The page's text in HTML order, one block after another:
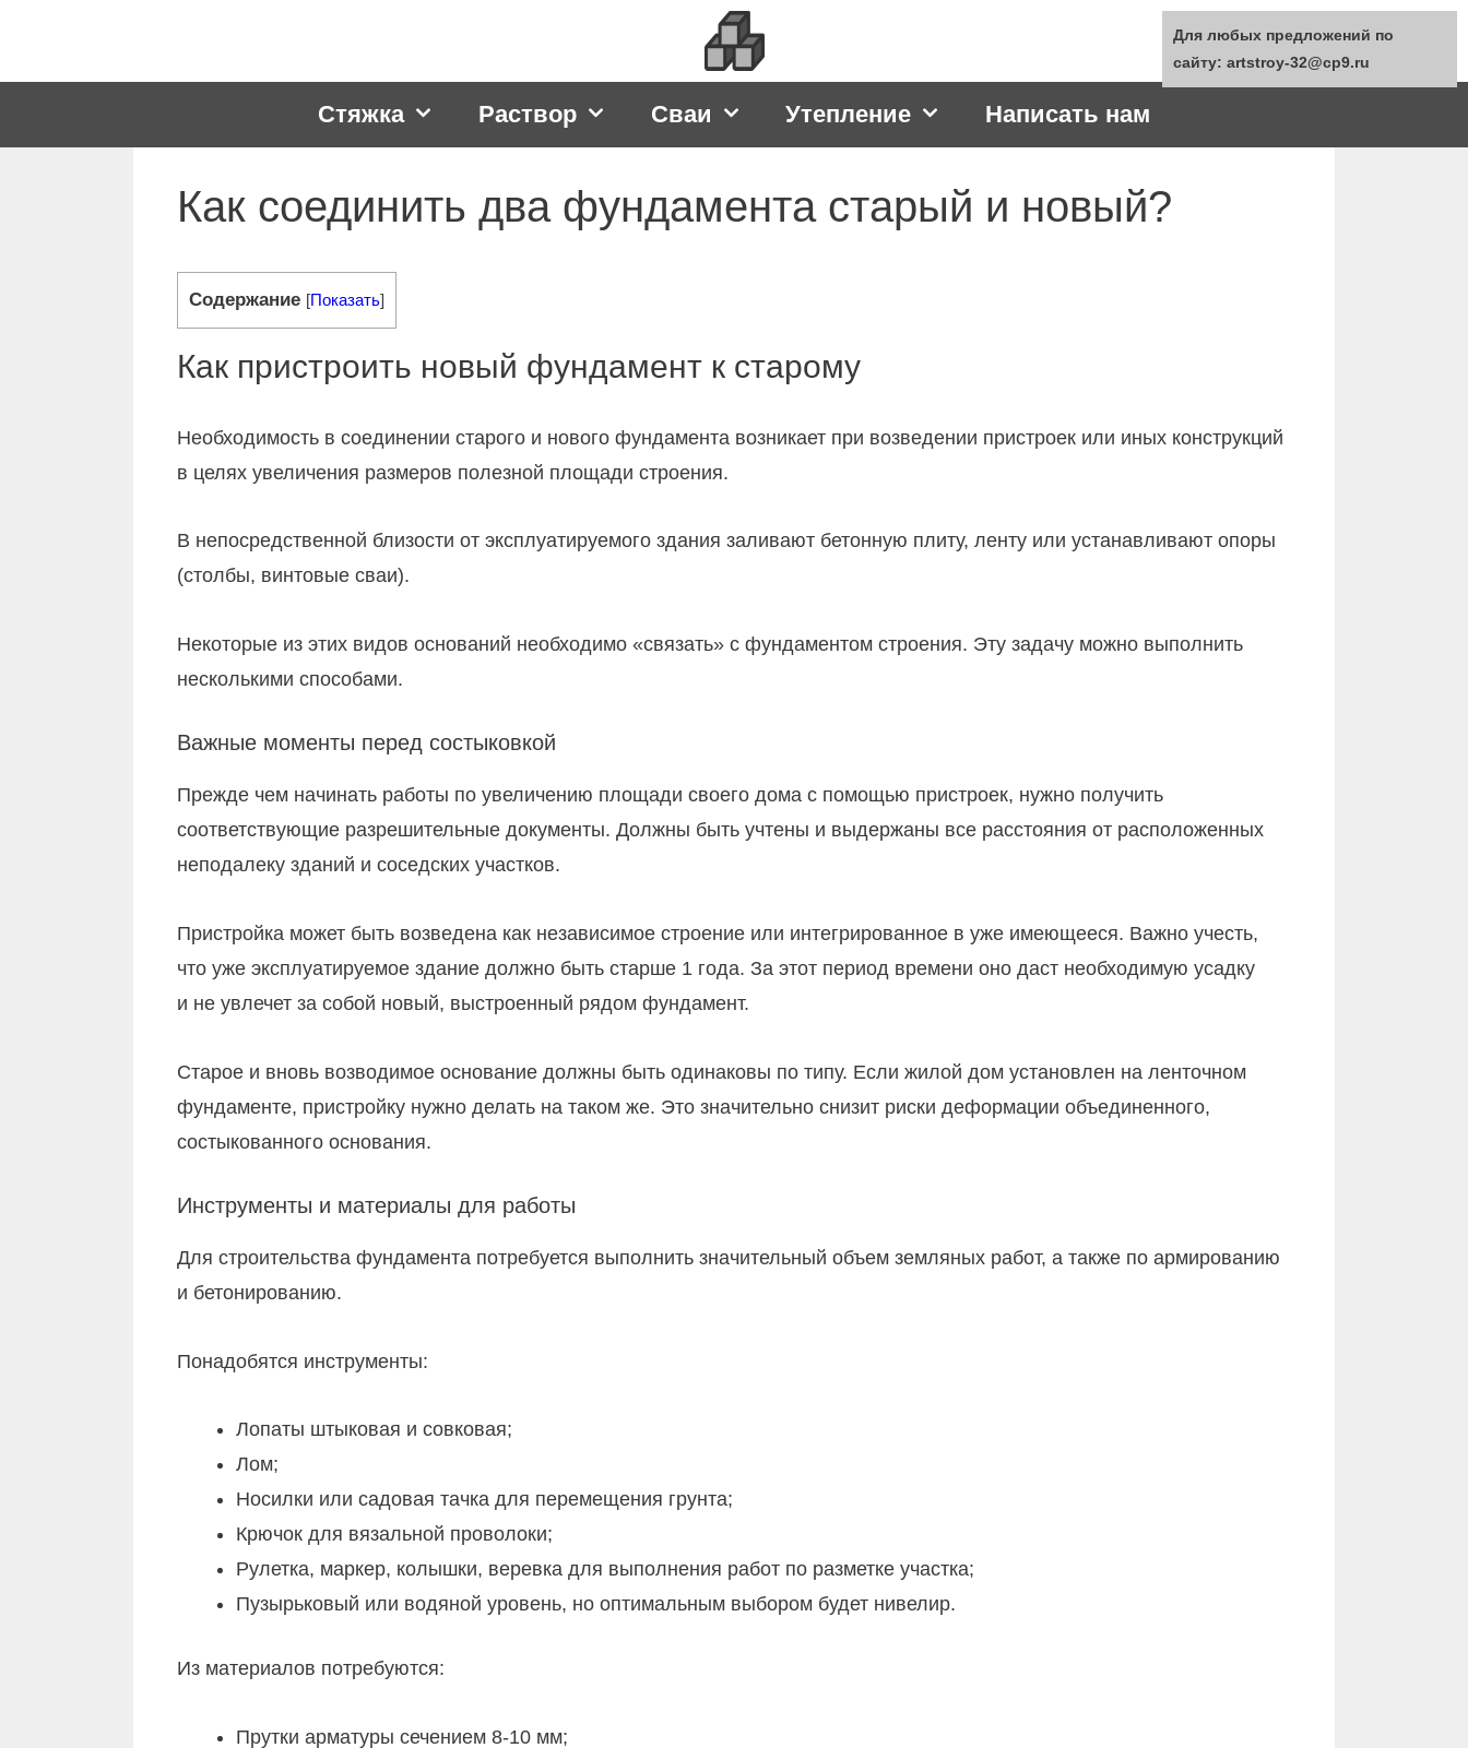
содержимому
Стяжка Раствор Сваи Утепление Написать нам
Как соединить два фундамента старый и новый?
Содержание [Показать]
Как пристроить новый фундамент к старому
Необходимость в соединении старого и нового фундамента возникает при возведении пристроек или иных конструкций
в целях увеличения размеров полезной площади строения.
В непосредственной близости от эксплуатируемого здания заливают бетонную плиту, ленту или устанавливают опоры
(столбы, винтовые сваи).
Некоторые из этих видов оснований необходимо «связать» с фундаментом строения. Эту задачу можно выполнить
несколькими способами.
Важные моменты перед состыковкой
Прежде чем начинать работы по увеличению площади своего дома с помощью пристроек, нужно получить
соответствующие разрешительные документы. Должны быть учтены и выдержаны все расстояния от расположенных
неподалеку зданий и соседских участков.
Пристройка может быть возведена как независимое строение или интегрированное в уже имеющееся. Важно учесть,
что уже эксплуатируемое здание должно быть старше 1 года. За этот период времени оно даст необходимую усадку
и не увлечет за собой новый, выстроенный рядом фундамент.
Старое и вновь возводимое основание должны быть одинаковы по типу. Если жилой дом установлен на ленточном
фундаменте, пристройку нужно делать на таком же. Это значительно снизит риски деформации объединенного,
состыкованного основания.
Инструменты и материалы для работы
Для строительства фундамента потребуется выполнить значительный объем земляных работ, а также по армированию
и бетонированию.
Понадобятся инструменты:
Лопаты штыковая и совковая;
Лом;
Носилки или садовая тачка для перемещения грунта;
Крючок для вязальной проволоки;
Рулетка, маркер, колышки, веревка для выполнения работ по разметке участка;
Пузырьковый или водяной уровень, но оптимальным выбором будет нивелир.
Из материалов потребуются:
Прутки арматуры сечением 8-10 мм;
Для любых предложений по
сайту: artstroy-32@cp9.ru